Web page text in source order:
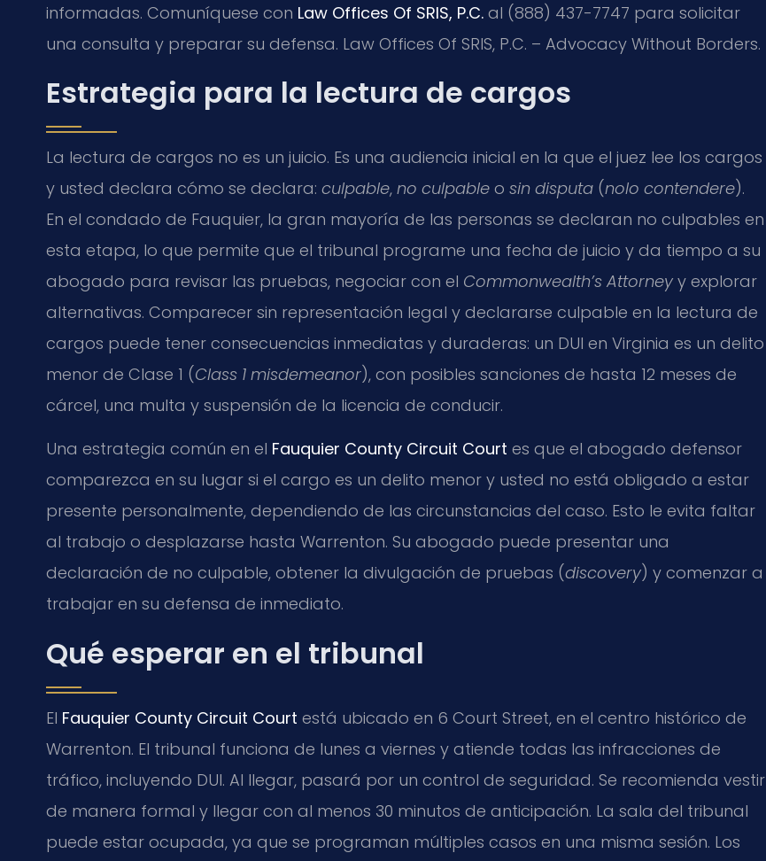
informadas. Comuníquese con Law Offices Of SRIS, P.C. al (888) 437-7747 para solicitar
una consulta y preparar su defensa. Law Offices Of SRIS, P.C. – Advocacy Without Borders.
Estrategia para la lectura de cargos
La lectura de cargos no es un juicio. Es una audiencia inicial en la que el juez lee los cargos
y usted declara cómo se declara: culpable, no culpable o sin disputa (nolo contendere).
En el condado de Fauquier, la gran mayoría de las personas se declaran no culpables en
esta etapa, lo que permite que el tribunal programe una fecha de juicio y da tiempo a su
abogado para revisar las pruebas, negociar con el Commonwealth’s Attorney y explorar
alternativas. Comparecer sin representación legal y declararse culpable en la lectura de
cargos puede tener consecuencias inmediatas y duraderas: un DUI en Virginia es un delito
menor de Clase 1 (Class 1 misdemeanor), con posibles sanciones de hasta 12 meses de
cárcel, una multa y suspensión de la licencia de conducir.
Una estrategia común en el Fauquier County Circuit Court es que el abogado defensor
comparezca en su lugar si el cargo es un delito menor y usted no está obligado a estar
presente personalmente, dependiendo de las circunstancias del caso. Esto le evita faltar
al trabajo o desplazarse hasta Warrenton. Su abogado puede presentar una
declaración de no culpable, obtener la divulgación de pruebas (discovery) y comenzar a
trabajar en su defensa de inmediato.
Qué esperar en el tribunal
El Fauquier County Circuit Court está ubicado en 6 Court Street, en el centro histórico de
Warrenton. El tribunal funciona de lunes a viernes y atiende todas las infracciones de
tráfico, incluyendo DUI. Al llegar, pasará por un control de seguridad. Se recomienda vestir
de manera formal y llegar con al menos 30 minutos de anticipación. La sala del tribunal
puede estar ocupada, ya que se programan múltiples casos en una misma sesión. Los